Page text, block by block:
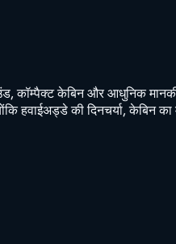
कॉम्पैक्ट केबिन और आधुनिक
हवाईअड्डे की दिनचर्या, केबिन